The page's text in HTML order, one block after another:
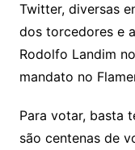
Twitter, diversas
dos torcedores e
Rodolfo Landim
mandato no
Para votar, basta
são centenas de